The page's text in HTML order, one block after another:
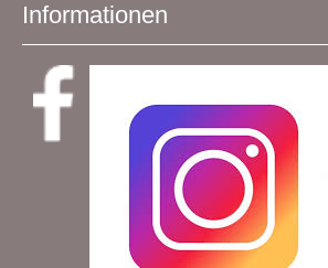
Informationen